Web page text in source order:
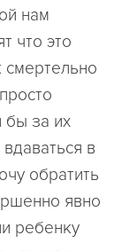
нам
что это
смертельно
бы за их
в
обратить
явно
ребенку